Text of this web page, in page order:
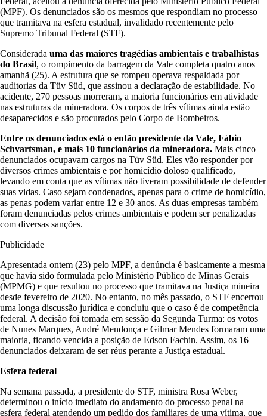
(MPF). Os denunciados são os mesmos que respondiam no processo
que tramitava na esfera estadual, invalidado recentemente pelo
Supremo Tribunal Federal (STF).
Considerada uma das maiores tragédias ambientais e trabalhistas
do Brasil, o rompimento da barragem da Vale completa quatro anos
amanhã (25). A estrutura que se rompeu operava respaldada por
auditorias da Tüv Süd, que assinou a declaração de estabilidade. No
acidente, 270 pessoas morreram, a maioria funcionários em atividade
nas estruturas da mineradora. Os corpos de três vítimas ainda estão
desaparecidos e são procurados pelo Corpo de Bombeiros.
Entre os denunciados está o então presidente da Vale, Fábio
Schvartsman, e mais 10 funcionários da mineradora. Mais cinco
denunciados ocupavam cargos na Tüv Süd. Eles vão responder por
diversos crimes ambientais e por homicídio doloso qualificado,
levando em conta que as vítimas não tiveram possibilidade de defender
suas vidas. Caso sejam condenados, apenas para o crime de homicídio,
as penas podem variar entre 12 e 30 anos. As duas empresas também
foram denunciadas pelos crimes ambientais e podem ser penalizadas
com diversas sanções.
Publicidade
Apresentada ontem (23) pelo MPF, a denúncia é basicamente a mesma
que havia sido formulada pelo Ministério Público de Minas Gerais
(MPMG) e que resultou no processo que tramitava na Justiça mineira
desde fevereiro de 2020. No entanto, no mês passado, o STF encerrou
uma longa discussão jurídica e concluiu que o caso é de competência
federal. A decisão foi tomada em sessão da Segunda Turma: os votos
de Nunes Marques, André Mendonça e Gilmar Mendes formaram uma
maioria, ficando vencida a posição de Edson Fachin. Assim, os 16
denunciados deixaram de ser réus perante a Justiça estadual.
Esfera federal
Na semana passada, a presidente do STF, ministra Rosa Weber,
determinou o início imediato do andamento do processo penal na
esfera federal atendendo um pedido dos familiares de uma vítima, que